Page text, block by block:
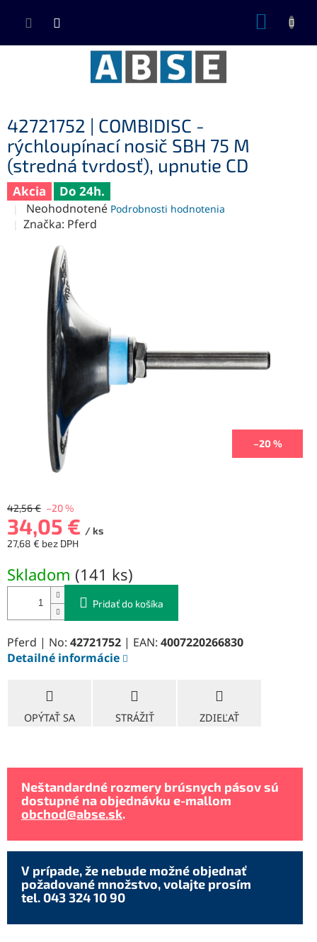
42721752 | COMBIDISC -
rýchloupínací nosič SBH 75 M
(stredná tvrdosť), upnutie CD
Akcia Do 24h.
Priemerné
hodnotenie
hviezdičiek.
Neohodnotené Podrobnosti hodnotenia
Značka: Pferd
–20 %
42,56 € –20 %
34,05 € / ks
27,68 € bez DPH
cena:
Skladom (141 ks)
Pridať do košíka
Pferd | No: 42721752 | EAN: 4007220266830
Detailné informácie
OPÝTAŤ SA STRÁŽIŤ ZDIEĽAŤ
Neštandardné rozmery brúsnych pásov sú
dostupné na objednávku e-mallom
obchod@abse.sk.
V prípade, že nebude možné objednať
požadované množstvo, volajte prosím
tel. 043 324 10 90